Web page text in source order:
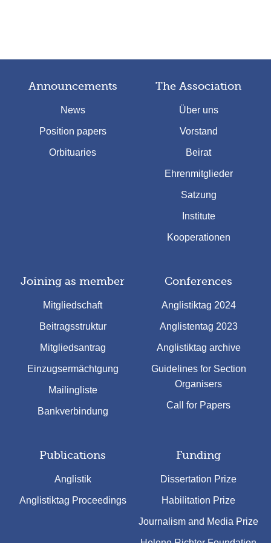
Announcements
News
Position papers
Orbituaries
The Association
Über uns
Vorstand
Beirat
Ehrenmitglieder
Satzung
Institute
Kooperationen
Joining as member
Mitgliedschaft
Beitragsstruktur
Mitgliedsantrag
Einzugsermächtgung
Mailingliste
Bankverbindung
Conferences
Anglistiktag 2024
Anglistentag 2023
Anglistiktag archive
Guidelines for Section
Organisers
Call for Papers
Publications
Anglistik
Anglistiktag Proceedings
Funding
Dissertation Prize
Habilitation Prize
Journalism and Media Prize